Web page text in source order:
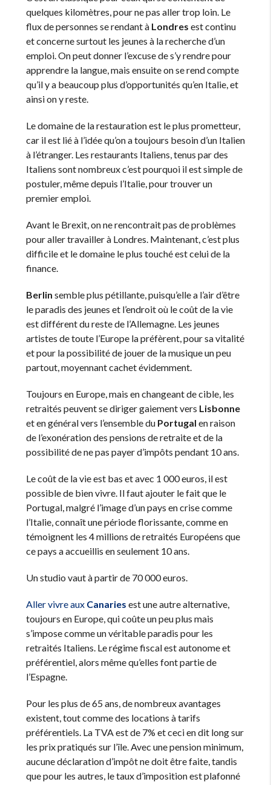
quelques kilomètres, pour ne pas aller trop loin. Le
flux de personnes se rendant à Londres est continu
et concerne surtout les jeunes à la recherche d’un
emploi. On peut donner l’excuse de s’y rendre pour
apprendre la langue, mais ensuite on se rend compte
qu’il y a beaucoup plus d’opportunités qu’en Italie, et
ainsi on y reste.
Le domaine de la restauration est le plus prometteur,
car il est lié à l’idée qu’on a toujours besoin d’un Italien
à l’étranger. Les restaurants Italiens, tenus par des
Italiens sont nombreux c’est pourquoi il est simple de
postuler, même depuis l’Italie, pour trouver un
premier emploi.
Avant le Brexit, on ne rencontrait pas de problèmes
pour aller travailler à Londres. Maintenant, c’est plus
difficile et le domaine le plus touché est celui de la
finance.
Berlin semble plus pétillante, puisqu’elle a l’air d’être
le paradis des jeunes et l’endroit où le coût de la vie
est différent du reste de l’Allemagne. Les jeunes
artistes de toute l’Europe la préfèrent, pour sa vitalité
et pour la possibilité de jouer de la musique un peu
partout, moyennant cachet évidemment.
Toujours en Europe, mais en changeant de cible, les
retraités peuvent se diriger gaiement vers Lisbonne
et en général vers l’ensemble du Portugal en raison
de l’exonération des pensions de retraite et de la
possibilité de ne pas payer d’impôts pendant 10 ans.
Le coût de la vie est bas et avec 1 000 euros, il est
possible de bien vivre. Il faut ajouter le fait que le
Portugal, malgré l’image d’un pays en crise comme
l’Italie, connaît une période florissante, comme en
témoignent les 4 millions de retraités Européens que
ce pays a accueillis en seulement 10 ans.
Un studio vaut à partir de 70 000 euros.
Aller vivre aux Canaries est une autre alternative,
toujours en Europe, qui coûte un peu plus mais
s’impose comme un véritable paradis pour les
retraités Italiens. Le régime fiscal est autonome et
préférentiel, alors même qu’elles font partie de
l’Espagne.
Pour les plus de 65 ans, de nombreux avantages
existent, tout comme des locations à tarifs
préférentiels. La TVA est de 7% et ceci en dit long sur
les prix pratiqués sur l’île. Avec une pension minimum,
aucune déclaration d’impôt ne doit être faite, tandis
que pour les autres, le taux d’imposition est plafonné